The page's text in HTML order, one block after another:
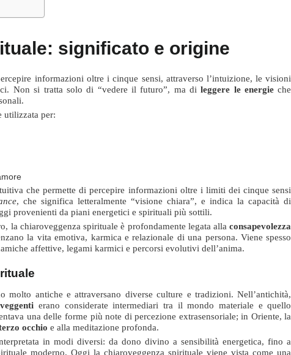
significato e origine
informazioni oltre i cinque sensi, attraverso l’intuizione, le visioni
Non si tratta solo di “vedere il futuro”, ma dileggere le energie che
utilizzata per:
che permette di percepire informazioni oltre i limiti dei cinque sensi
, che significa letteralmente “visione chiara”, e indica la capacità di
provenienti da piani energetici e spirituali più sottili.
la chiaroveggenza spirituale è profondamente legata allaconsapevolezza
la vita emotiva, karmica e relazionale di una persona. Viene spesso
affettive, legami karmici e percorsi evolutivi dell’anima.
molto antiche e attraversano diverse culture e tradizioni. Nell’antichità,
erano considerate intermediari tra il mondo materiale e quello
una delle forme più note di percezione extrasensoriale; in Oriente, la
occhio e alla meditazione profonda.
in modi diversi: da dono divino a sensibilità energetica, fino a
moderno. Oggi la chiaroveggenza spirituale viene vista come una